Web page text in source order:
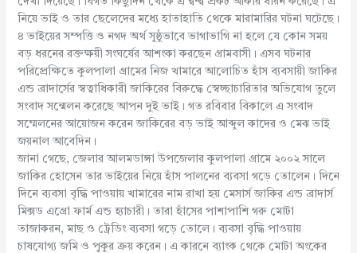
নিয়ে ভাই ও তার ছেলেদের মধ্যে হাতাহাতি থেকে মারামারির ঘটনা ঘটেছে।
৪ ভাইয়ের সম্পত্তি ও নগদ অর্থ সুষ্ঠুভাবে ভাগাভাগি না হলে যে কোন সময়
বড় ধরনের রক্তক্ষয়ী সংঘর্ষের আশংকা করছেন গ্রামবাসী। এসব ঘটনার
পরিপ্রেক্ষিতে কুলপালা গ্রামের নিজ খামারে আলোচিত হাঁস ব্যবসায়ী জাকির
এন্ড ব্রাদার্সের স্বত্বাধিকারী জাকিরের বিরুদ্ধে স্বেচ্ছাচারিতার অভিযোগ তুলে
সংবাদ সন্মেলন করেছে আপন দুই ভাই। গত রবিবার বিকালে এ সংবাদ
সম্মেলনের আয়োজন করেন জাকিরের বড় ভাই আব্দুল কাদের ও মেঝ ভাই
জয়নাল আবেদিন।
জানা গেছে, জেলার আলমডাঙ্গা উপজেলার কুলপালা গ্রামে ২০০২ সালে
জাকির হোসেন তার ভাইয়ের নিয়ে হাঁস পালনের ব্যবসা গড়ে তোলেন। দিনে
দিনে ব্যবসা বৃদ্ধি পাওয়ায় খামারের নাম রাখা হয় মেসার্স জাকির এন্ড ব্রাদার্স
মিক্সড এগ্রো ফার্ম এন্ড হ্যাচারী। তারা হাঁসের পাশাপাশি গরু মোটা
তাজাকরন, মাছ ও ট্রেডিং ব্যবসা গড়ে তোলে। ব্যবসা বৃদ্ধি পাওয়ায়
চাষযোগ্য জমি ও পুকুর ক্রয় করেন। এ কারনে ব্যাংক থেকে মোটা অংকের